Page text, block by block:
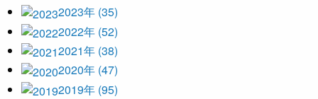
2023年 (35)
2022年 (52)
2021年 (38)
2020年 (47)
2019年 (95)